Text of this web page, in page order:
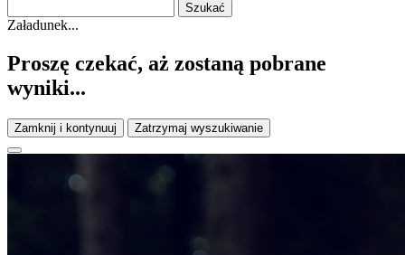
Załadunek...
Proszę czekać, aż zostaną pobrane
wyniki...
Zamknij i kontynuuj Zatrzymaj wyszukiwanie